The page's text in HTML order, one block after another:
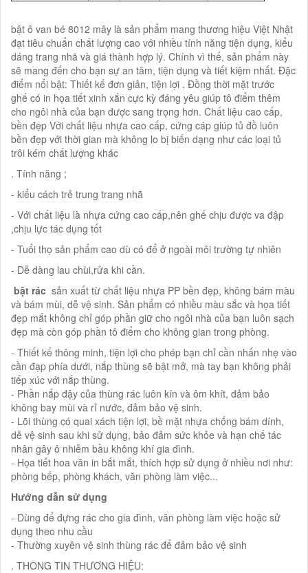
bật ô van bé 8012 mây là sản phẩm mang thương hiệu Việt Nhật
đạt tiêu chuẩn chất lượng cao với nhiều tính năng tiện dụng, kiểu
dáng trang nhã và giá thành hợp lý. Chính vì thế, sản phẩm này
sẽ mang đến cho bạn sự an tâm, tiện dụng và tiết kiệm nhất. Đặc
điểm nổi bật: Thiết kế đơn giản, tiện lợi . Đồng thời mặt trước
ghế có in họa tiết xinh xắn cực kỳ đáng yêu giúp tô điểm thêm
cho ngôi nhà của bạn được sang trọng hơn. Chất liệu cao cấp,
bền đẹp Với chất liệu nhựa cao cấp, cứng cáp giúp tủ đồ luôn
bền đẹp với thời gian mà không lo bị biến dạng như các loại tủ
trôi kém chất lượng khác
. Tính năng ;
- kiểu cách trẻ trung trang nhã
- Với chất liệu là nhựa cứng cao cấp,nên ghế chịu được va đập
,chịu lực tác dụng tốt
- Tuổi thọ sản phẩm cao dù có để ở ngoài môi trường tự nhiên
- Dễ dàng lau chùi,rửa khi cần.
​ bật rác sản xuất từ chất liệu nhựa PP bền đẹp, không bám màu
và bám mùi, dễ vệ sinh. Sản phẩm có nhiều màu sắc và họa tiết
đẹp mắt không chỉ góp phần giữ cho ngôi nhà của bạn luôn sạch
đẹp mà còn góp phần tô điểm cho không gian trong phòng.
- Thiết kế thông minh, tiện lợi cho phép bạn chỉ cần nhấn nhẹ vào
cần đạp phía dưới, nắp thùng sẽ bật mở, mà tay bạn không phải
tiếp xúc với nắp thùng.
- Phần nắp đậy của thùng rác luôn kín và ôm khít, đảm bảo
không bay mùi và rỉ nước, đảm bảo vệ sinh.
- Lõi thùng có quai xách tiện lợi, bề mặt nhựa chống bám dính,
dễ vệ sinh sau khi sử dụng, bảo đảm sức khỏe và hạn chế tác
nhân gây ô nhiễm bầu không khí gia đình.
- Họa tiết hoa văn in bắt mắt, thích hợp sử dụng ở nhiều nơi như:
phòng bếp, phòng khách, văn phòng làm việc...
Hướng dẫn sử dụng
- Dùng để đựng rác cho gia đình, văn phòng làm việc hoặc sử
dụng theo nhu cầu
- Thường xuyên vệ sinh thùng rác để đảm bảo vệ sinh
. THÔNG TIN THƯƠNG HIỆU: